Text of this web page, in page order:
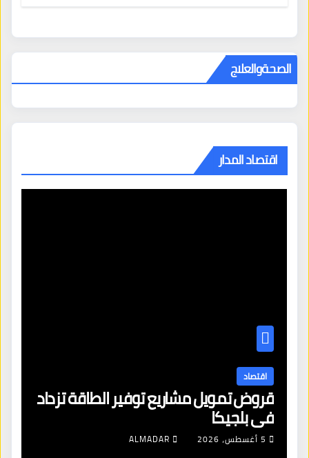
الصحةوالعلاج
اقتصاد المدار
اقتصاد
قروض تمويل مشاريع توفير الطاقة تزداد
في بلجيكا
5 أغسطس، 2026 ALMADAR